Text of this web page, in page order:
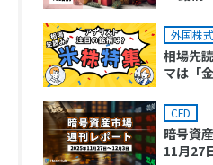
外国株式
相場先
マは「
CFD
暗号資
11月27